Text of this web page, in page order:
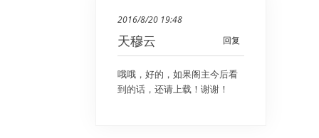
2016/8/20 19:48
回复
天穆云
哦哦，好的，如果阁主今后看
到的话，还请上载！谢谢！